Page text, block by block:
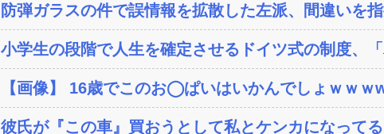
防弾ガラスの件で誤情報を拡散した左派、間違いを
小学生の段階で人生を確定させるドイツ式の制度、
【画像】 16歳でこのお◯ぱいはいかんでしょｗｗ
彼氏が『この車』買おうとして私とケンカになってる